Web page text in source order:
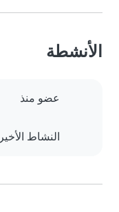
الأنشطة
عضو منذ
النشاط الأخير